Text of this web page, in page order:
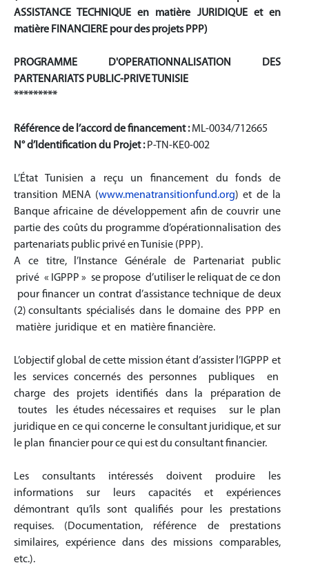
ASSISTANCE TECHNIQUE en matière JURIDIQUE et en
matière FINANCIERE pour des projets PPP)
PROGRAMME D'OPERATIONNALISATION DES
PARTENARIATS PUBLIC-PRIVE TUNISIE
*********
Référence de l’accord de financement :ML-0034/712665
N° d’Identification du Projet :P-TN-KE0-002
L’État Tunisien a reçu un financement du fonds de
transition MENA (www.menatransitionfund.org) et de la
Banque africaine de développement afin de couvrir une
partie des coûts du programme d’opérationnalisation des
partenariats public privé en Tunisie (PPP).
A ce titre, l’Instance Générale de Partenariat public
privé « IGPPP » se propose d’utiliser le reliquat de ce don
pour financer un contrat d’assistance technique de deux
(2) consultants spécialisés dans le domaine des PPP en
matière juridique et en matière financière.
L’objectif global de cette mission étant d’assister l’IGPPP et
les services concernés des personnes publiques en
charge des projets identifiés dans la préparation de
toutes les études nécessaires et requises sur le plan
juridique en ce qui concerne le consultant juridique, et sur
le plan financier pour ce qui est du consultant financier.
Les consultants intéressés doivent produire les
informations sur leurs capacités et expériences
démontrant qu’ils sont qualifiés pour les prestations
requises. (Documentation, référence de prestations
similaires, expérience dans des missions comparables,
etc.).